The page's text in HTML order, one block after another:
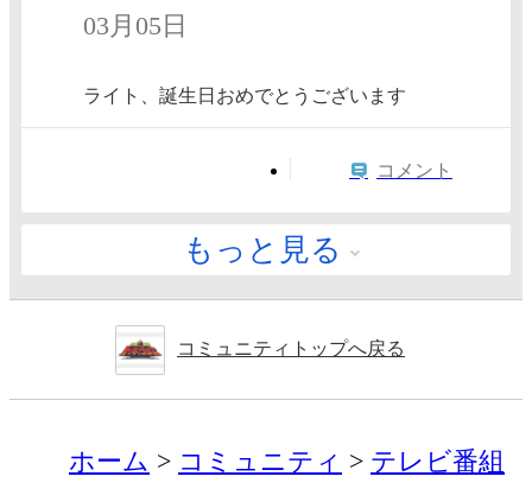
03月05日
ライト、誕生日おめでとうございます
コメント
もっと見る
コミュニティトップへ戻る
ホーム コミュニティ
テレビ番組